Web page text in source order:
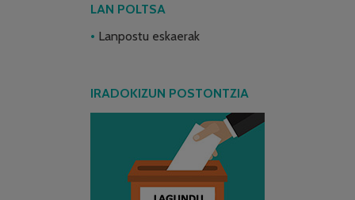
LAN POLTSA
Lanpostu eskaerak
IRADOKIZUN POSTONTZIA